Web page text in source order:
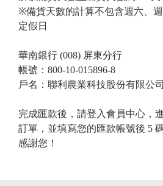
※備貨天數的計算不包含週六、
定假日
華南銀行 (008) 屏東分行
帳號：800-10-015896-8
戶名：聯利農業科技股份有限公司
完成匯款後，請登入會員中心，
訂單，並填寫您的匯款帳號後 5
感謝您！